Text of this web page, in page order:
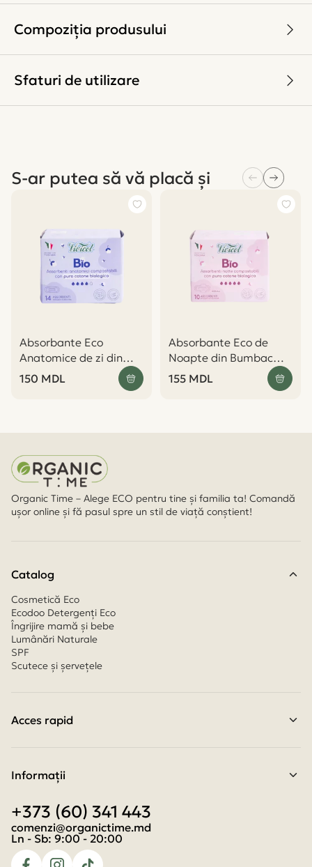
Compoziția produsului
Sfaturi de utilizare
S-ar putea să vă placă și
Absorbante Eco
Anatomice de zi din
Bumbac Organic fara
150 MDL
Absorbante Eco de
Noapte din Bumbac
Organic cu Aripioare 10
155 MDL
Organic Time – Alege ECO pentru tine și familia ta! Comandă
ușor online și fă pasul spre un stil de viață conștient!
Catalog
Cosmetică Eco
Ecodoo Detergenți Eco
Îngrijire mamă și bebe
Lumânări Naturale
SPF
Scutece și șervețele
Acces rapid
Condiții de livrare
Program de loialitate
Informaţii
Despre cookies
Termeni și condiții
Politica de confidențialitate
+373 (60) 341 443
comenzi@organictime.md
Ln - Sb: 9:00 - 20:00